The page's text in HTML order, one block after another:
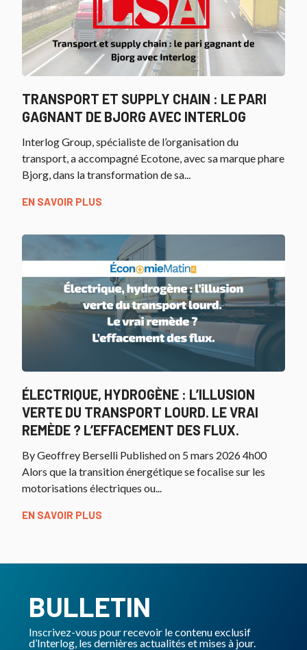
TRANSPORT ET SUPPLY CHAIN : LE PARI
GAGNANT DE BJORG AVEC INTERLOG
Interlog Group, spécialiste de l’organisation du
transport, a accompagné Ecotone, avec sa marque phare
Bjorg, dans la transformation de sa...
EN SAVOIR PLUS
ÉLECTRIQUE, HYDROGÈNE : L’ILLUSION
VERTE DU TRANSPORT LOURD. LE VRAI
REMÈDE ? L’EFFACEMENT DES FLUX.
By Geoffrey Berselli Published on 5 mars 2026 4h00
Alors que la transition énergétique se focalise sur les
motorisations électriques ou...
EN SAVOIR PLUS
BULLETIN
Inscrivez-vous pour recevoir le contenu exclusif
d’Interlog, les dernières actualités et mises à jour.